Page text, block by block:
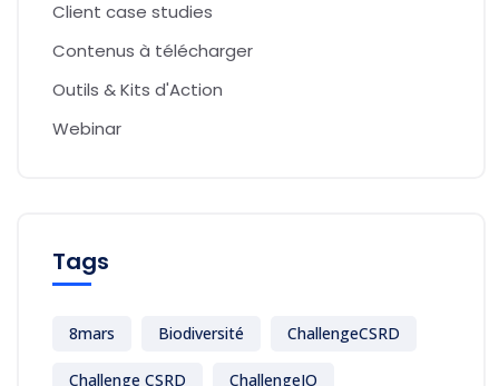
Client case studies
Contenus à télécharger
Outils & Kits d'Action
Webinar
Tags
8mars Biodiversité ChallengeCSRD
Challenge CSRD ChallengeJO